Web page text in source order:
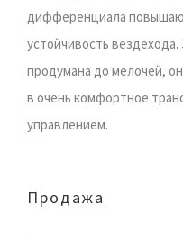
дифференциала
устойчивость
продумана до мелочей,
в очень комфортное
управлением.
Продажа